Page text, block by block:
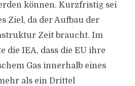
können. Kurzfristig sei
Ziel, da der Aufbau der
Zeit braucht. Im
die IEA, dass die EU ihre
Gas innerhalb eines
als ein Drittel